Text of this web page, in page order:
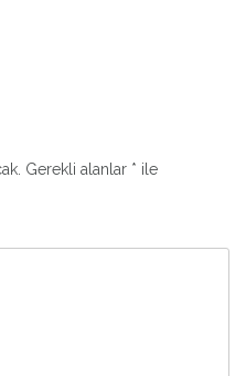
Gerekli alanlar * ile